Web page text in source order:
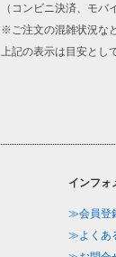
（コンビニ決済、モバ
※ご注文の混雑状況な
上記の表示は目安とし
インフォ
≫会員登
≫よくあ